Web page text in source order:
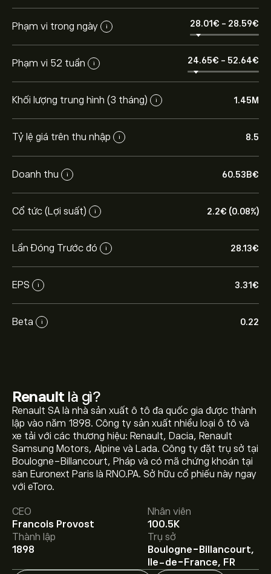
Phạm vi trong ngày i 28.01‎€‎ - 28.59‎€‎
Phạm vi 52 tuần i 24.65‎€‎ - 52.64‎€‎
Khối lượng trung hình (3 tháng) i 1.45M
Tỷ lệ giá trên thu nhập i 8.5
Doanh thu i 60.53B‎€‎
Cổ tức (Lợi suất) i 2.2‎€‎ (0.08%)
Lần Đóng Trước đó i 28.13‎€‎
EPS i 3.31‎€‎
Beta i 0.22
Renault là gì?
Renault SA là nhà sản xuất ô tô đa quốc gia được thành
lập vào năm 1898. Công ty sản xuất nhiều loại ô tô và
xe tải với các thương hiệu: Renault, Dacia, Renault
Samsung Motors, Alpine và Lada. Công ty đặt trụ sở tại
Boulogne-Billancourt, Pháp và có mã chứng khoán tại
sàn Euronext Paris là RNO.PA. Sở hữu cổ phiếu này ngay
với eToro.
CEO
Francois Provost
Nhân viên
100.5K
Thành lập
1898
Trụ sở
Boulogne-Billancourt,
Ile-de-France, FR
Giá RNO.PA hôm nay là 28.080‎€‎.
Giá mục tiêu trung bình của Renault là 28.080‎€‎.
khoảneToro để biết dự báo chi tiết của chuyên gia và
giá mục tiêu.
Các chuyên gia dự báo giá Renault dựa trên xu hướng
thị trường, báo cáo tài chính và dự kiến tăng trưởng.